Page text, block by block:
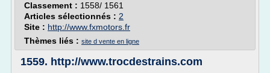
Classement : 1558/ 1561
Articles sélectionnés : 2
Site : http://www.fxmotors.fr
Thèmes liés : site d vente en ligne
1559. http://www.trocdestrains.com